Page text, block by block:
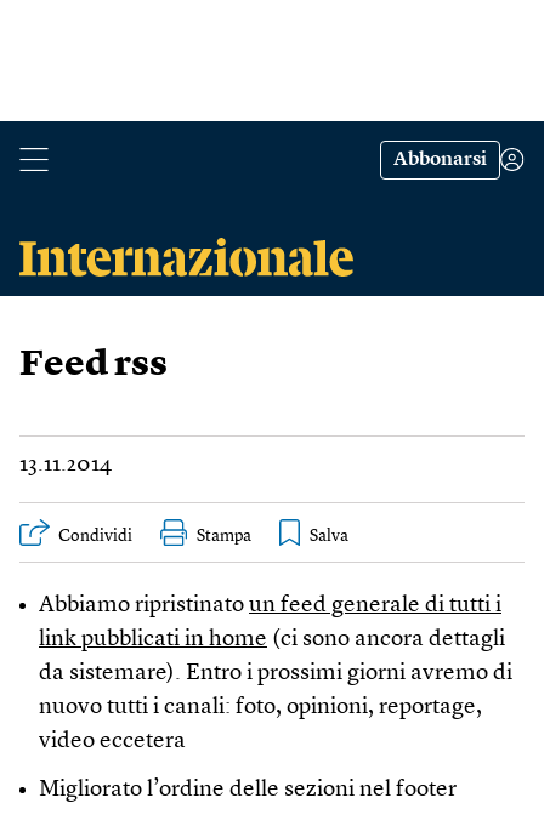
Abbonarsi
Feed rss
13.11.2014
Condividi Stampa
Abbiamo ripristinato un feed generale di tutti i
link pubblicati in home (ci sono ancora dettagli
da sistemare). Entro i prossimi giorni avremo di
nuovo tutti i canali: foto, opinioni, reportage,
video eccetera
Migliorato l’ordine delle sezioni nel footer